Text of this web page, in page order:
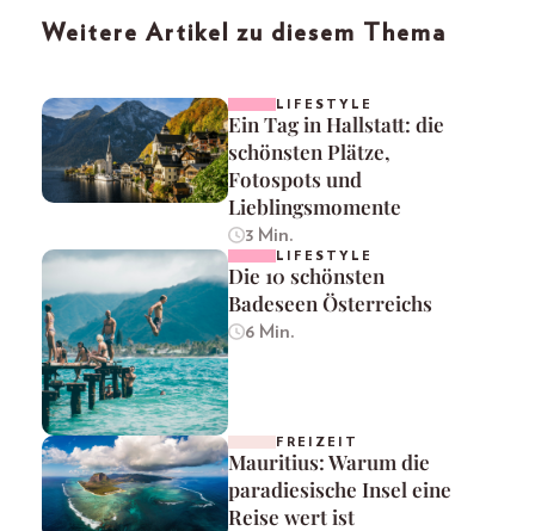
Weitere Artikel zu diesem Thema
LIFESTYLE
Ein Tag in Hallstatt: die
schönsten Plätze,
Fotospots und
Lieblingsmomente
3 Min.
LIFESTYLE
Die 10 schönsten
Badeseen Österreichs
6 Min.
FREIZEIT
Mauritius: Warum die
paradiesische Insel eine
Reise wert ist